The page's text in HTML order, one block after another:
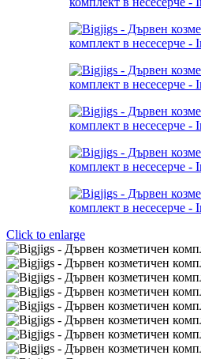
Click to enlarge